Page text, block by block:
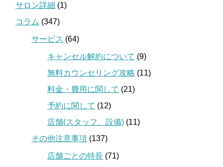
サロン詳細 (1)
コラム (347)
サービス (64)
キャンセル解約について (9)
無料カウンセリング攻略 (11)
料金・費用に関して (21)
予約に関して (12)
店舗(スタッフ、設備) (11)
その他注意事項 (137)
店舗ごとの特長 (71)